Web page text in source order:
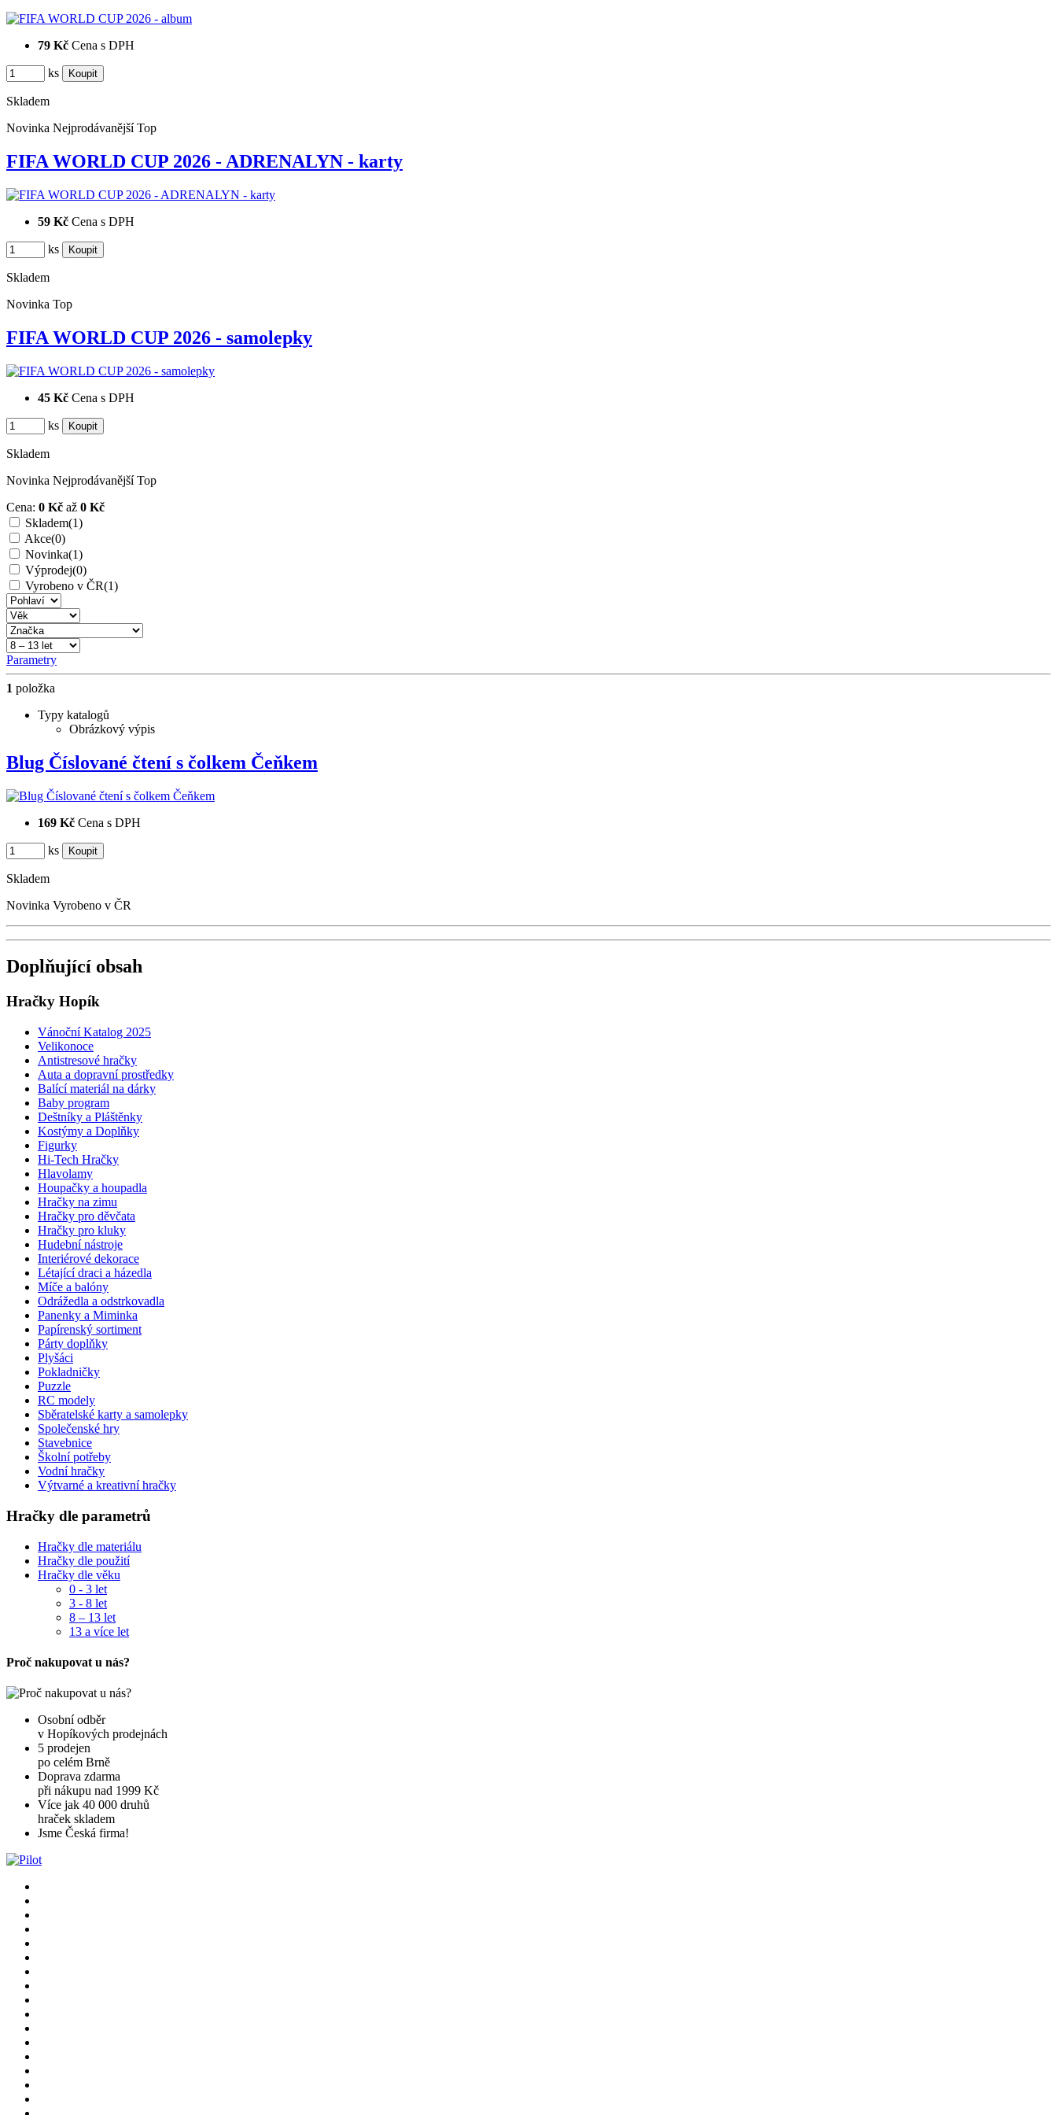
79 Kč Cena s DPH
ks
Skladem
Novinka Nejprodávanější Top
FIFA WORLD CUP 2026 - ADRENALYN - karty
59 Kč Cena s DPH
ks
Skladem
Novinka Top
FIFA WORLD CUP 2026 - samolepky
45 Kč Cena s DPH
ks
Skladem
Novinka Nejprodávanější Top
Cena: 0 Kč až 0 Kč
Skladem(1)
Akce(0)
Novinka(1)
Výprodej(0)
Vyrobeno v ČR(1)
Parametry
1 položka
Typy katalogů
Obrázkový výpis
Blug Číslované čtení s čolkem Čeňkem
169 Kč Cena s DPH
ks
Skladem
Novinka Vyrobeno v ČR
Doplňující obsah
Hračky Hopík
Vánoční Katalog 2025
Velikonoce
Antistresové hračky
Auta a dopravní prostředky
Balící materiál na dárky
Baby program
Deštníky a Pláštěnky
Kostýmy a Doplňky
Figurky
Hi-Tech Hračky
Hlavolamy
Houpačky a houpadla
Hračky na zimu
Hračky pro děvčata
Hračky pro kluky
Hudební nástroje
Interiérové dekorace
Létající draci a házedla
Míče a balóny
Odrážedla a odstrkovadla
Panenky a Miminka
Papírenský sortiment
Párty doplňky
Plyšáci
Pokladničky
Puzzle
RC modely
Sběratelské karty a samolepky
Společenské hry
Stavebnice
Školní potřeby
Vodní hračky
Výtvarné a kreativní hračky
Hračky dle parametrů
Hračky dle materiálu
Hračky dle použití
Hračky dle věku
0 - 3 let
3 - 8 let
8 – 13 let
13 a více let
Proč nakupovat u nás?
Osobní odběr
v Hopíkových prodejnách
5 prodejen
po celém Brně
Doprava zdarma
při nákupu nad 1999 Kč
Více jak 40 000 druhů
hraček skladem
Jsme Česká firma!